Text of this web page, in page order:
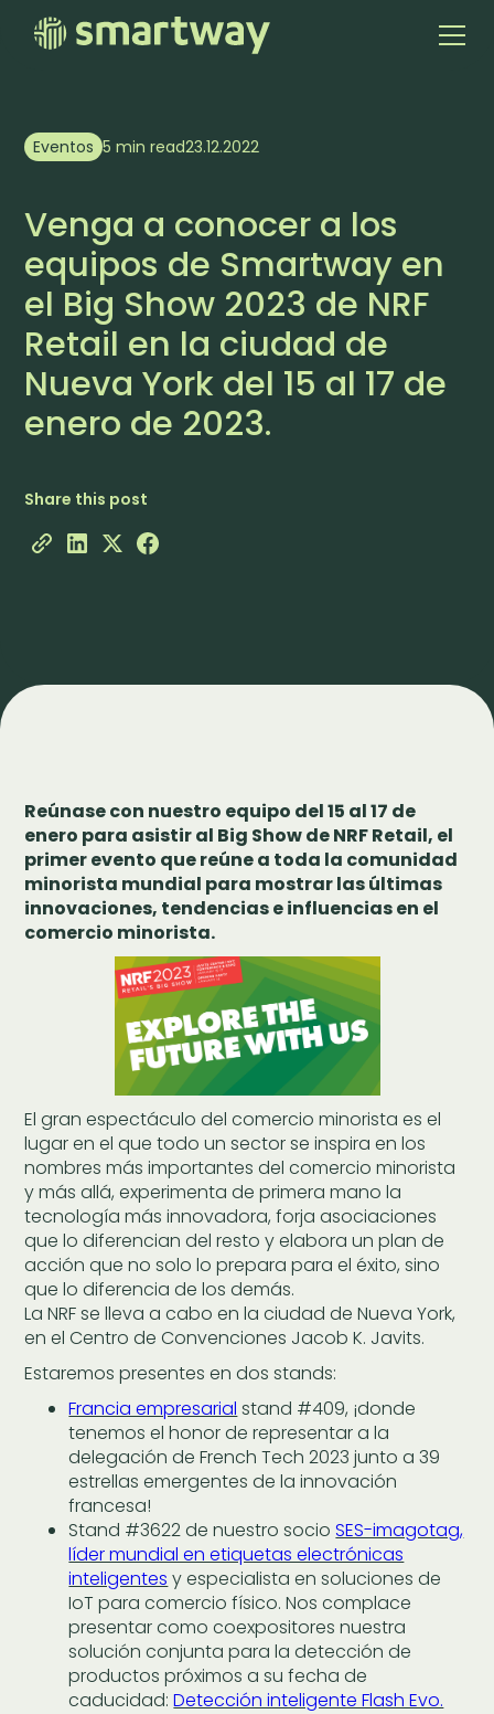
Eventos 5 min read23.12.2022
Venga a conocer a los
equipos de Smartway en
el Big Show 2023 de NRF
Retail en la ciudad de
Nueva York del 15 al 17 de
enero de 2023.
Share this post
Reúnase con nuestro equipo del 15 al 17 de
enero para asistir al Big Show de NRF Retail, el
primer evento que reúne a toda la comunidad
minorista mundial para mostrar las últimas
innovaciones, tendencias e influencias en el
comercio minorista.
El gran espectáculo del comercio minorista es el
lugar en el que todo un sector se inspira en los
nombres más importantes del comercio minorista
y más allá, experimenta de primera mano la
tecnología más innovadora, forja asociaciones
que lo diferencian del resto y elabora un plan de
acción que no solo lo prepara para el éxito, sino
que lo diferencia de los demás.
La NRF se lleva a cabo en la ciudad de Nueva York,
en el Centro de Convenciones Jacob K. Javits.
Estaremos presentes en dos stands:
Francia empresarial stand #409, ¡donde
tenemos el honor de representar a la
delegación de French Tech 2023 junto a 39
estrellas emergentes de la innovación
francesa!
Stand #3622 de nuestro socioSES-imagotag,
líder mundial en etiquetas electrónicas
inteligentes y especialista en soluciones de
IoT para comercio físico. Nos complace
presentar como coexpositores nuestra
solución conjunta para la detección de
productos próximos a su fecha de
caducidad:Detección inteligente Flash Evo.